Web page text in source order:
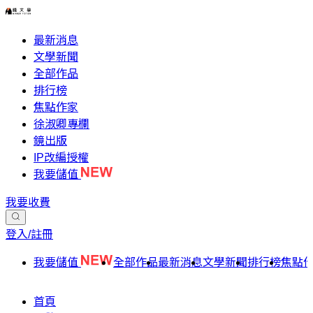
最新消息
文學新聞
全部作品
排行榜
焦點作家
徐淑卿專欄
鏡出版
IP改編授權
我要儲值
我要收費
登入/註冊
我要儲值 全部作品最新消息文學新聞排行榜焦點
首頁